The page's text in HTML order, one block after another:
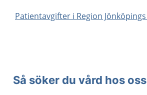
Patientavgifter i Region
Så söker du vård hos oss